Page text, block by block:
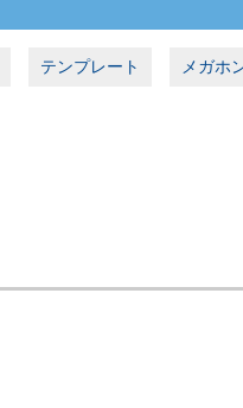
テンプレート メガホ